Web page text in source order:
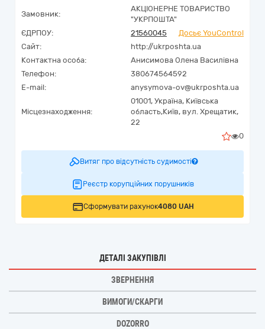
Замовник:
АКЦІОНЕРНЕ ТОВАРИСТВО
"УКРПОШТА"
ЄДРПОУ:
21560045
Досьє YouControl
Сайт:
http://ukrposhta.ua
Контактна особа:
Анисимова Олена Василівна
Телефон:
380674564592
E-mail:
anysymova-ov@ukrposhta.ua
Місцезнаходження:
01001, Україна, Київська
область,Київ, вул. Хрещатик,
22
0
Витяг про відсутність судимості
Реєстр корупційних порушників
Сформувати рахунок4080 UAH
ДЕТАЛІ ЗАКУПІВЛІ
ЗВЕРНЕННЯ
ВИМОГИ/СКАРГИ
DOZORRO